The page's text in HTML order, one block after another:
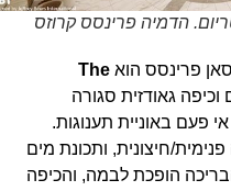
פרינסס הואThe
גאודזית סגורה
באוניית תענוגות.
חיצונית, ותכונת מים
הופכת לבמה, והכיפה